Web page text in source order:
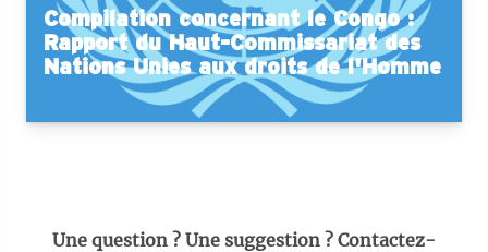
Compilation concernant le Congo :
Rapport du Haut-Commissariat des
Nations Unies aux droits de l'Homme
Une question ? Une suggestion ? Contactez-